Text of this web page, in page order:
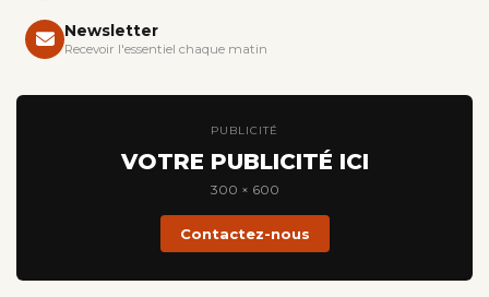
Newsletter
Recevoir l'essentiel chaque matin
PUBLICITÉ
VOTRE PUBLICITÉ ICI
300 × 600
Contactez-nous